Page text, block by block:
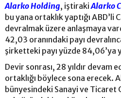
Alarko Holding, iştirakiAlarko
bu yana ortaklık yaptığı ABD’li
devralmak üzere anlaşmaya
42,03 oranındaki payı
şirketteki payı yüzde 84,06’ya
Devir sonrası, 28 yıldır devam
ortaklığı böylece sona erecek.
bünyesindeki Sanayi ve Ticaret